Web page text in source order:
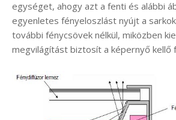
egységet, ahogy azt a fenti és alábbi
egyenletes fényeloszlást nyújt a
további fénycsövek nélkül, miközben
megvilágítást biztosít a képernyő kellő